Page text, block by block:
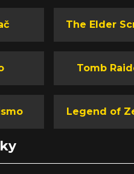
The Elder
Tomb
Legend of